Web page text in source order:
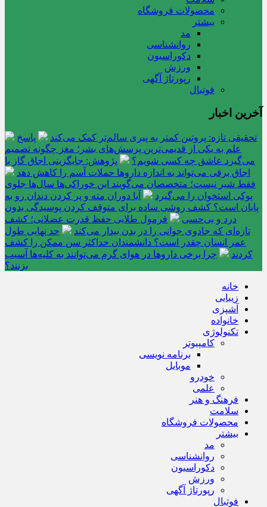
محصولات فروشگاه
بیشتر
مد
روانشناسی
دکوراسیون
ورزش
رپورتاژ آگهی
فوتبال
آخرین اخبار
تحقیقی تازه: پروتین کمتر به پیری سالم‌تر کمک می‌کند
پاسخ
علم به یکی از قدیمی‌ترین پرسش‌های بشر؛ مغز چگونه تصمیم
می‌گیرد عاشق چه کسی شویم؟
پژوهش: جایگزینی اجاق گاز با
اجاق برقی می‌تواند به اندازه داروها حملات آسم را کاهش دهد
فقط شیر نیست؛ متخصصان می‌گویند این خوراکی‌ها سال‌ها جلوی
پوکی استخوان را می‌گیرد
آیا دوران مته و پر کردن دندان رو به
پایان است؟ کشف روشی ساده برای متوقف کردن پوسیدگی بدون
درد و بی‌حسی
فرمول طلایی حفظ قدرت عضلانی؛ کشف
تازه‌ای که جادوی جوانی را در بدن بیدار می‌کند
حد نهایی طول
عمر انسان چقدر است؟ دانشمندان حداکثر سن ممکن را کشف
کردند
چرا برخی داروها در هوای گرم می‌توانند به کلیه‌ها آسیب
بزنند؟
خانه
زیبایی
آشپزی
خانواده
تکنولوژی
کامپیوتر
برنامه نویسی
موبایل
خودرو
علمی
فرهنگ و هنر
سلامت
محصولات فروشگاه
بیشتر
مد
روانشناسی
دکوراسیون
ورزش
رپورتاژ آگهی
فوتبال